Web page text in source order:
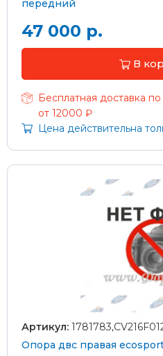
передний
47 000 р.
В
Бесплатная доставка
от 12000 ₽
Цена действительна
Артикул:
Опора двс правая